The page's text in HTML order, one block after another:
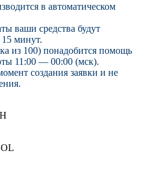
в автоматическом
ваши средства будут
минут.
из 100) понадобится помощь
11:00 — 00:00 (мск).
создания заявки и не